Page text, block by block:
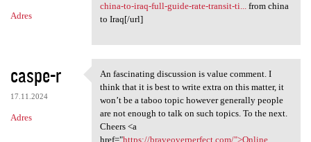
Adres
china-to-iraq-full-guide-rate-transit-ti...from china
to Iraq[/url]
caspe-r
17.11.2024
Adres
An fascinating discussion is
An fascinating discussion is value comment. I
think that it is best to write extra on this matter, it
won’t be a taboo topic however generally people
are not enough to talk on such topics. To the next.
Cheers <a
href="https://braveoverperfect.com/">Online